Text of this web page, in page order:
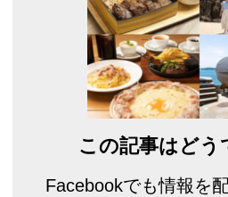
この記事はどう
Facebookでも情報を